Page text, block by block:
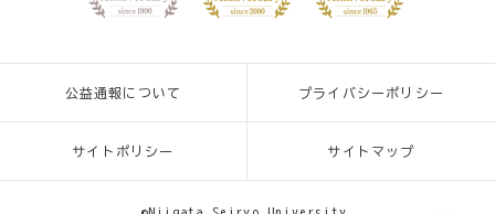
公益通報について プライバシーポリシー
サイトポリシー サイトマップ